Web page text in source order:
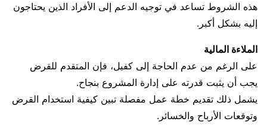
هذه الشروط تساعد في توجيه الدعم إلى الأفراد الذين يحتاجون
إليه بشكل أكبر.
الملاءة المالية
على الرغم من عدم الحاجة إلى كفيل، فإن المتقدم للقرض
يجب أن يثبت قدرته على إدارة المشروع بنجاح.
يشمل ذلك تقديم خطة عمل مفصلة تبين كيفية استخدام القرض
وتوقعات الأرباح والخسائر.